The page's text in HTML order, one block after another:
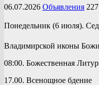
06.07.2026 Объявления
Понедельник (6 июля).
Владимирской иконы
08:00. Божественная
17.00. Всенощное бдение